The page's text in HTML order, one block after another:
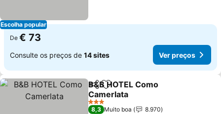
Escolha popular
De € 73
Consulte os preços de 14 sites Ver preços
PartilharAdicionar aos favoritos
B&B HOTEL Como
Camerlata
Ver preços
3 Estrelas
8,3 Muito boa
8.970